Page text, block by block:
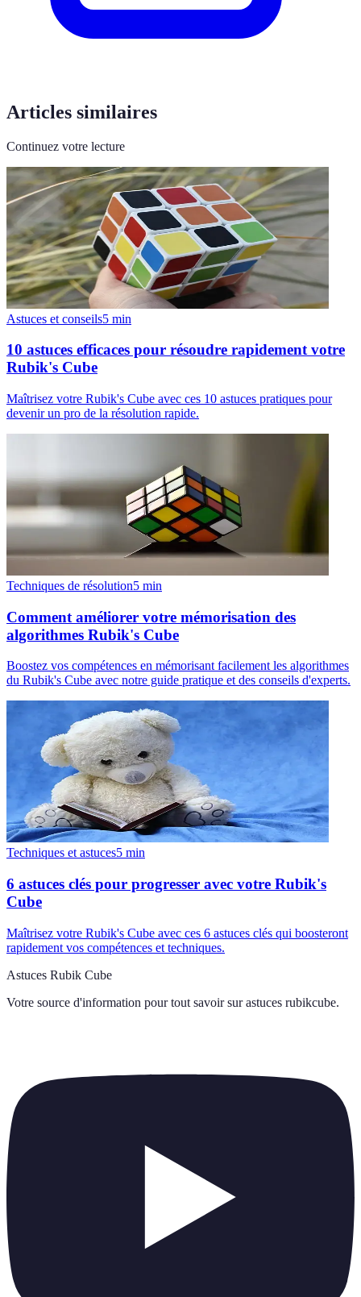
Articles similaires
Continuez votre lecture
Astuces et conseils5 min
10 astuces efficaces pour résoudre rapidement votre
Rubik's Cube
Maîtrisez votre Rubik's Cube avec ces 10 astuces pratiques pour
devenir un pro de la résolution rapide.
Techniques de résolution5 min
Comment améliorer votre mémorisation des
algorithmes Rubik's Cube
Boostez vos compétences en mémorisant facilement les algorithmes
du Rubik's Cube avec notre guide pratique et des conseils d'experts.
Techniques et astuces5 min
6 astuces clés pour progresser avec votre Rubik's
Cube
Maîtrisez votre Rubik's Cube avec ces 6 astuces clés qui boosteront
rapidement vos compétences et techniques.
Astuces Rubik Cube
Votre source d'information pour tout savoir sur astuces rubikcube.